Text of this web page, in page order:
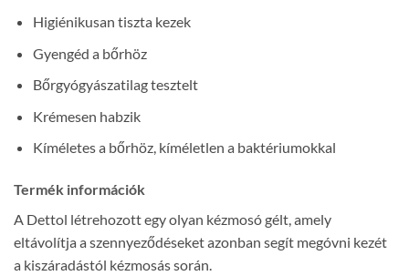
Higiénikusan tiszta kezek
Gyengéd a bőrhöz
Bőrgyógyászatilag tesztelt
Krémesen habzik
Kíméletes a bőrhöz, kíméletlen a baktériumokkal
Termék információk
A Dettol létrehozott egy olyan kézmosó gélt, amely
eltávolítja a szennyeződéseket azonban segít megóvni kezét
a kiszáradástól kézmosás során.